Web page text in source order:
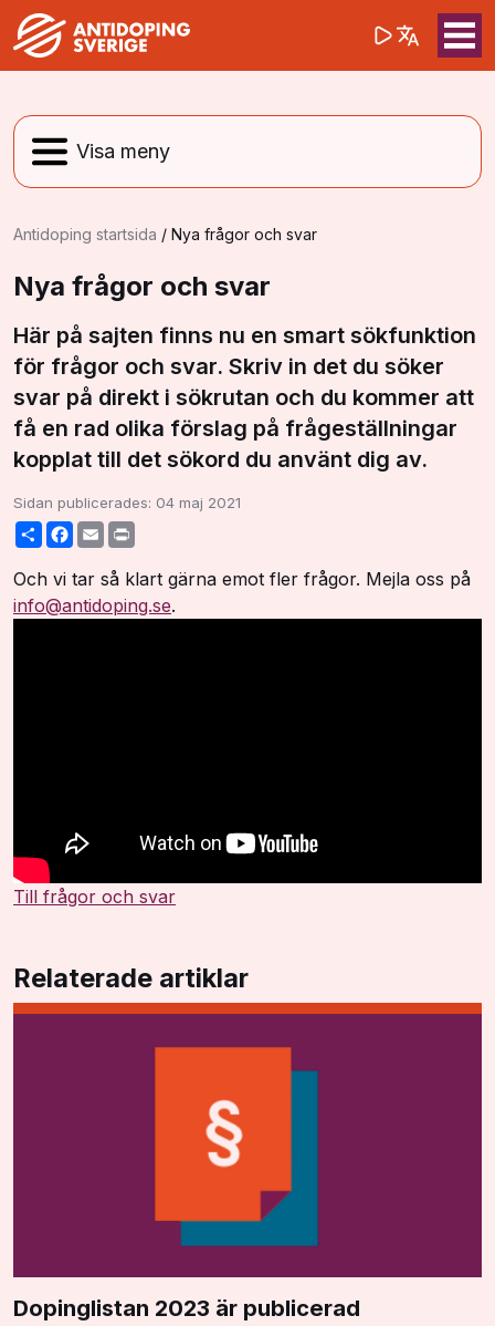
Sök på(opens in a
Antidoping startsida / Nya frågor och svar
Nya frågor och svar
Här på sajten finns nu en smart sökfunktion
för frågor och svar. Skriv in det du söker
svar på direkt i sökrutan och du kommer att
få en rad olika förslag på frågeställningar
kopplat till det sökord du använt dig av.
Sidan publicerades: 04 maj 2021
ShareFacebook
Email
Och vi tar så klart gärna emot fler frågor. Mejla oss på
info@antidoping.se.
Till frågor och svar
Relaterade artiklar
Dopinglistan 2023 är publicerad